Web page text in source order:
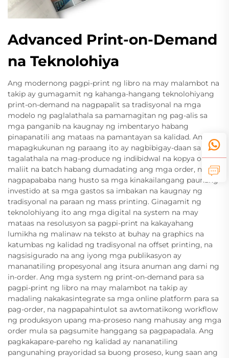
Advanced Print-on-Demand
na Teknolohiya
Ang modernong pagpi-print ng libro na may malambot na
takip ay gumagamit ng kahanga-hangang teknolohiyang
print-on-demand na nagpapalit sa tradisyonal na mga
modelo ng paglalathala sa pamamagitan ng pag-alis sa
mga panganib na kaugnay ng imbentaryo habang
pinapanatili ang mataas na pamantayan sa kalidad. Ang
mapagkukunan ng paraang ito ay nagbibigay-daan sa mga
tagalathala na mag-produce ng indibidwal na kopya o
maliit na batch habang dumadating ang mga order, na
nagpapababa nang husto sa mga kinakailangang paunang
investido at sa mga gastos sa imbakan na kaugnay ng
tradisyonal na paraan ng mass printing. Ginagamit ng
teknolohiyang ito ang mga digital na system na may
mataas na resolusyon sa pagpi-print na kakayahang
lumikha ng malinaw na teksto at buhay na graphics na
katumbas ng kalidad ng tradisyonal na offset printing, na
nagsisigurado na ang iyong mga publikasyon ay
mananatiling propesyonal ang itsura anuman ang dami ng
in-order. Ang mga system ng print-on-demand para sa
pagpi-print ng libro na may malambot na takip ay
madaling nakakasintegrate sa mga online platform para sa
pag-order, na nagpapahintulot sa awtomatikong workflow
ng produksyon upang ma-proseso nang mahusay ang mga
order mula sa pagsumite hanggang sa pagpapadala. Ang
pagkakapare-pareho ng kalidad ay nananatiling
pangunahing prayoridad sa buong proseso, kung saan ang